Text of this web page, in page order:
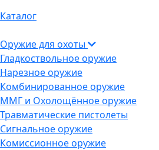
Каталог
Оружие для охоты
Гладкоствольное оружие
Нарезное оружие
Комбинированное оружие
ММГ и Охолощённое оружие
Травматические пистолеты
Сигнальное оружие
Комиссионное оружие